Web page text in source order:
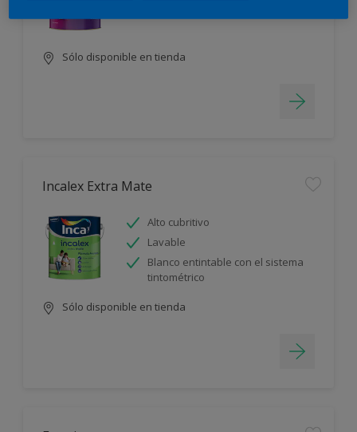
Sólo disponible en tienda
Incalex Extra Mate
Alto cubritivo
Lavable
Blanco entintable con el sistema
tintométrico
Sólo disponible en tienda